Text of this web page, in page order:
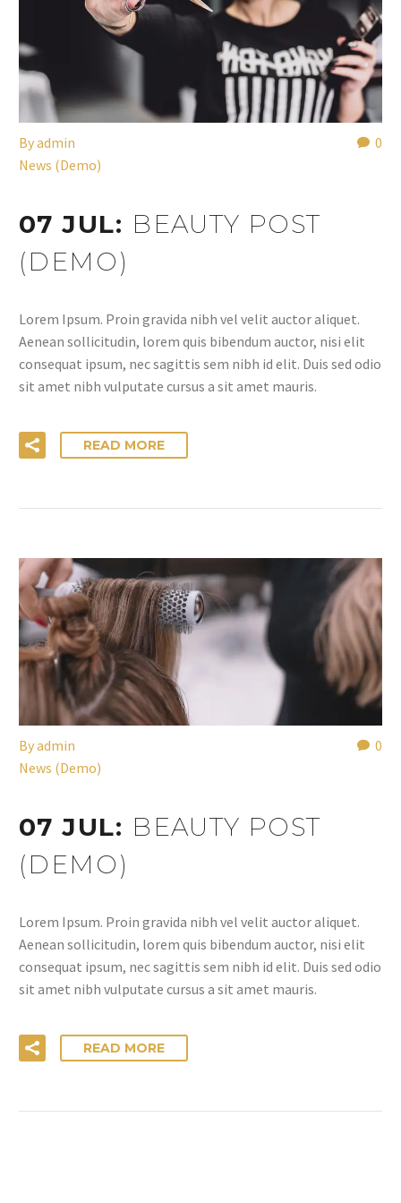
0
Byadmin
News (Demo)
07 JUL: BEAUTY POST
(DEMO)
Lorem Ipsum. Proin gravida nibh vel velit auctor aliquet.
Aenean sollicitudin, lorem quis bibendum auctor, nisi elit
consequat ipsum, nec sagittis sem nibh id elit. Duis sed odio
sit amet nibh vulputate cursus a sit amet mauris.
READ MORE
0
Byadmin
News (Demo)
07 JUL: BEAUTY POST
(DEMO)
Lorem Ipsum. Proin gravida nibh vel velit auctor aliquet.
Aenean sollicitudin, lorem quis bibendum auctor, nisi elit
consequat ipsum, nec sagittis sem nibh id elit. Duis sed odio
sit amet nibh vulputate cursus a sit amet mauris.
READ MORE